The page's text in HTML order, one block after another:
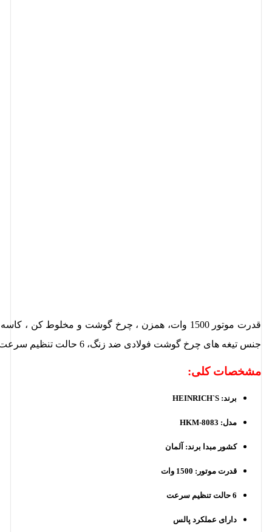
جنس تیغه های چرخ گوشت فولادی ضد زنگ، 6 حالت تنظیم سرعت ، دارای عملکرد پالس، شفت و چرخ دنده کاملا فلزی
مشخصات کلی:
برند: HEINRICH`S
مدل: HKM-8083
کشور مبدا برند: آلمان
قدرت موتور: 1500 وات
6 حالت تنظیم سرعت
دارای عملکرد پالس